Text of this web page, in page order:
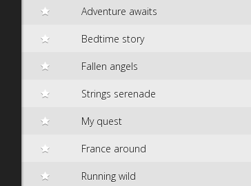
Adventure awaits
Bedtime story
Fallen angels
Strings serenade
My quest
France around
Running wild